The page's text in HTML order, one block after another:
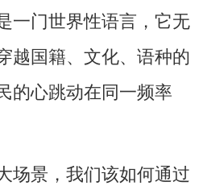
一门世界性语言，它无
越国籍、文化、语种的
的心跳动在同一频率
景，我们该如何通过